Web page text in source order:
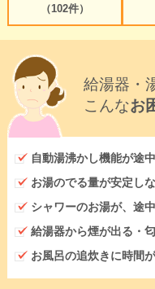
（102件）
給湯器・
こんなお
自動湯沸かし機能が途
お湯のでる量が安定し
シャワーのお湯が、途
給湯器から煙が出る・
お風呂の追炊きに時間